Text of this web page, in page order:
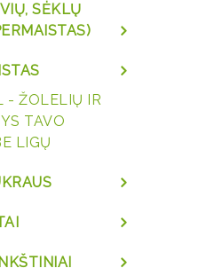
SĖKLŲ
- ŽOLELIŲ IR
TAVO
LIGŲ